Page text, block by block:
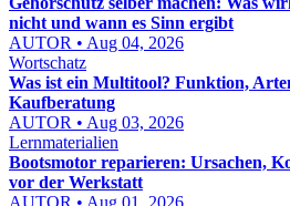
nicht und wann es Sinn ergibt
AUTOR • Aug 04, 2026
Wortschatz
Was ist ein Multitool? Funktion,
Kaufberatung
AUTOR • Aug 03, 2026
Lernmaterialien
Bootsmotor reparieren: Ursachen,
vor der Werkstatt
AUTOR • Aug 01, 2026